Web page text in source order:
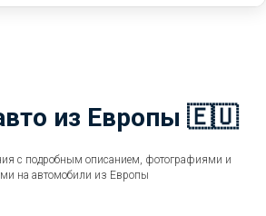
из Европы 🇪🇺
с подробным описанием, фотографиями и
на автомобили из Европы